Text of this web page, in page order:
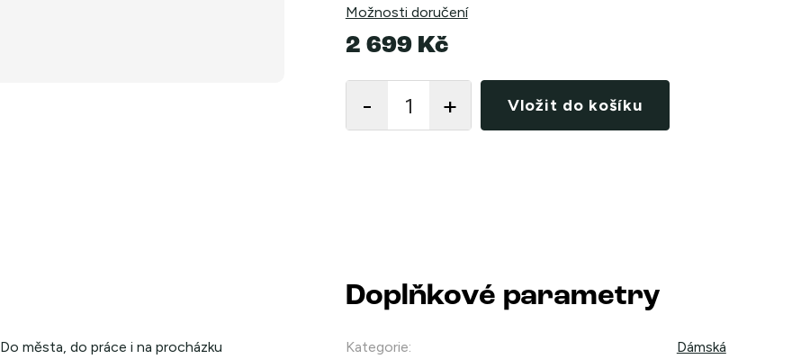
Možnosti doručení
2 699 Kč
Vložit do košíku
Do města, do práce i na procházku
Doplňkové parametry
Kategorie: Dámská